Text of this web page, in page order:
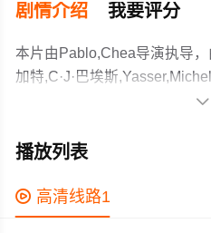
剧情介绍 我要评分
本片由Pablo,Chea导演执导
加特,C·J·巴埃斯
斯
好者和观众们都期待不已。
after a trick spirals out of
定的看点，在演员表现和剧情
剧情紧凑，角色塑造鲜明，适

播放列表
 高清线路1